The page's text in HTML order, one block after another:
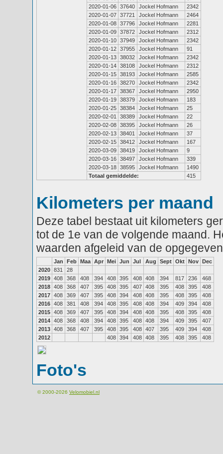
2020-01-06 37640 Jockel Hofmann
2342
2020-01-07 37721 Jockel Hofmann
2464
2020-01-08 37796 Jockel Hofmann
2281
2020-01-09 37872 Jockel Hofmann
2312
2020-01-10 37949 Jockel Hofmann
2342
2020-01-12 37955 Jockel Hofmann
91
2020-01-13 38032 Jockel Hofmann
2342
2020-01-14 38108 Jockel Hofmann
2312
2020-01-15 38193 Jockel Hofmann
2585
2020-01-16 38270 Jockel Hofmann
2342
2020-01-17 38367 Jockel Hofmann
2950
2020-01-19 38379 Jockel Hofmann
183
2020-01-25 38384 Jockel Hofmann
25
2020-02-01
38389 Jockel Hofmann
22
2020-02-08 38395 Jockel Hofmann
26
2020-02-13 38401 Jockel Hofmann
37
2020-02-15 38412 Jockel Hofmann
167
2020-03-09 38419 Jockel Hofmann
9
2020-03-16 38497 Jockel Hofmann
339
2020-03-18 38595 Jockel Hofmann
1490
Totaal gemiddelde:
415
Kilometers per maand
Deze tabel bestaat uit kilometers
tot de 1e van de volgende maand.
waarden afgeleid van de
Jan Feb Maa Apr Mei Jun Jul Aug Sept Okt Nov Dec
2020 831
28
2019 408 368 408 394 408 395 408 408 394 817 236
468
2018 408 368 407 395 408 395 407 408 395 408 395
408
2017 408 369 407 395 408 394 408 408 395 408 395
408
2016 408 381 408 394 408 395 408 408 394 409 394
408
2015 408 369 407 395 408 394 408 408 395 408 395
408
2014 408 368 408 394 408 395 408 408 394 409 395
407
2013 408 368 407 395 408 395 408 407 395 409 394
408
2012
408 394 408 408 395 408 395 408
Foto's
© 2000-2026 Velomobiel.nl